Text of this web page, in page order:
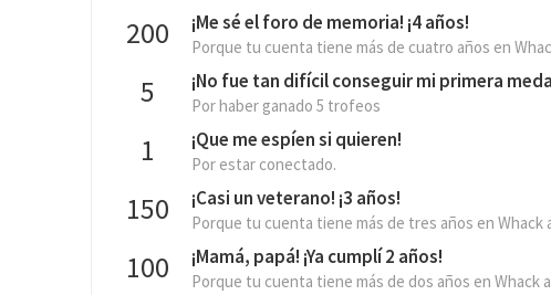
200 ¡Me sé el foro de memoria! ¡4 años!
Porque tu cuenta tiene más de cuatro años en
5 ¡No fue tan difícil conseguir mi primera
Por haber ganado 5 trofeos
1 ¡Que me espíen si quieren!
Por estar conectado.
150 ¡Casi un veterano! ¡3 años!
Porque tu cuenta tiene más de tres años en Whack
100 ¡Mamá, papá! ¡Ya cumplí 2 años!
Porque tu cuenta tiene más de dos años en Whack